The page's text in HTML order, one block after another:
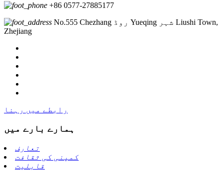
+86 0577-27885177
No.555 Chezhang روڈ Yueqing شہر Liushi Town,
Zhejiang
رابطے میں رہنا
ہمارے بارے میں
تعارف
کمپنی کی ثقافت
قابلیت